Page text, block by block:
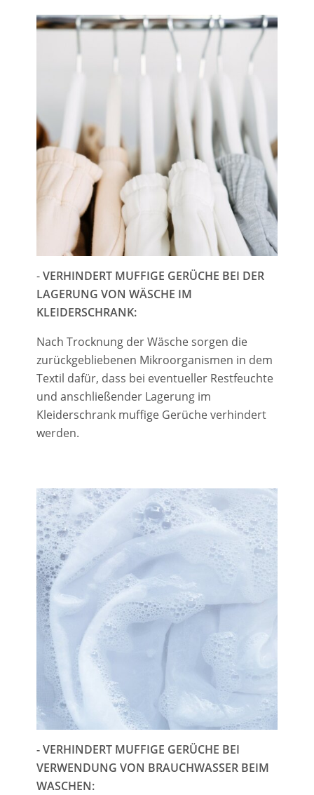
-VERHINDERT MUFFIGE GERÜCHE BEI DER
LAGERUNG VON WÄSCHE IM
KLEIDERSCHRANK:
Nach Trocknung der Wäsche sorgen die
zurückgebliebenen Mikroorganismen in dem
Textil dafür, dass bei eventueller Restfeuchte
und anschließender Lagerung im
Kleiderschrank muffige Gerüche verhindert
werden.
- VERHINDERT MUFFIGE GERÜCHE BEI ​​​​
VERWENDUNG VON BRAUCHWASSER BEIM
WASCHEN: